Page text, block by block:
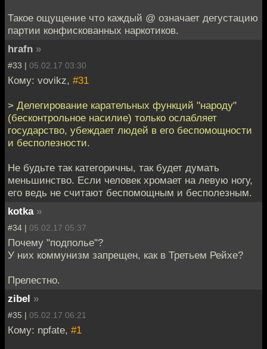
Такое ощущение что каждый @ означает дегустацию
партии конфискованных наркотиков.
hrafn »
#33 | 05.02.17 03:30
Кому: vovikz, #31
> Делегирование карательных функций "народу"
(бесконтрольное насилие) только ослабляет
государство, убеждает людей в его беспомощности
и бесполезности.
Не будьте так категоричны, так будет думать
меньшинство. Если человек хромает на левую ногу,
его ведь не считают беспомощным и бесполезным.
kotka »
#34 | 05.02.17 05:37
Почему "подполье"?
У них коммунизм запрещен, как в Третьем Рейхе?
Прелестно.
zibel »
#35 | 05.02.17 06:21
Кому: npfate, #1